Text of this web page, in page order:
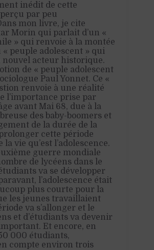
inédit de cette
par peu
mon livre, je cite
Morin qui parlait d’un «
» qui renvoie à la montée
« peuple adolescent » qui
nouvel acteur historique.
de « peuple adolescent
Paul Yonnet. Ce «
renvoie à une réalité
l’importance prise par
avant Mai 68, due à la
des baby-boomers et
de la durée de la
cette période
vie qu’est l’adolescence.
guerre mondiale
de lycéens dans le
va se développer
l’adolescence était
plus courte pour la
les jeunes travaillaient
va s’allonger et le
et d’étudiants va devenir
Et encore, en
000 étudiants,
compte environ trois